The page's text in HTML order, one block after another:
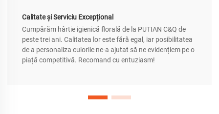
Calitate și Serviciu Excepțional
Cumpărăm hârtie igienică florală de la PUTIAN C&Q de
peste trei ani. Calitatea lor este fără egal, iar posibilitatea
de a personaliza culorile ne-a ajutat să ne evidențiem pe o
piață competitivă. Recomand cu entuziasm!